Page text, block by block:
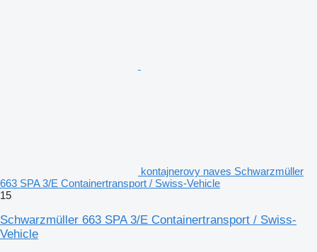
kontajnerovy naves Schwarzmüller
663 SPA 3/E Containertransport / Swiss-Vehicle
15
Schwarzmüller 663 SPA 3/E Containertransport / Swiss-
Vehicle